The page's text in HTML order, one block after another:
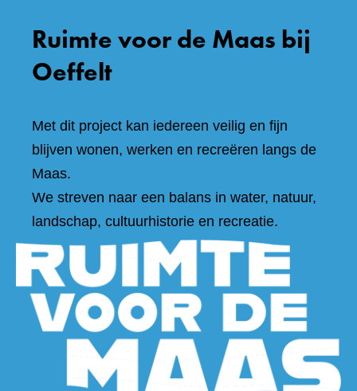
Ruimte voor de Maas bij
Oeffelt
Met dit project kan iedereen veilig en fijn
blijven wonen, werken en recreëren langs de
Maas.
We streven naar een balans in water, natuur,
landschap, cultuurhistorie en recreatie.